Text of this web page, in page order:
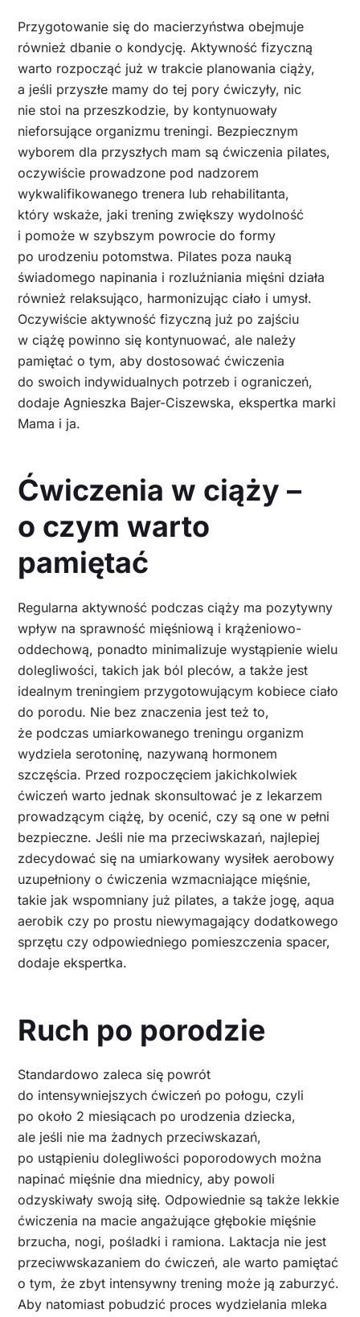
Przygotowanie się do macierzyństwa obejmuje
również dbanie o kondycję. Aktywność fizyczną
warto rozpocząć już w trakcie planowania ciąży,
a jeśli przyszłe mamy do tej pory ćwiczyły, nic
nie stoi na przeszkodzie, by kontynuowały
nieforsujące organizmu treningi. Bezpiecznym
wyborem dla przyszłych mam są ćwiczenia pilates,
oczywiście prowadzone pod nadzorem
wykwalifikowanego trenera lub rehabilitanta,
który wskaże, jaki trening zwiększy wydolność
i pomoże w szybszym powrocie do formy
po urodzeniu potomstwa. Pilates poza nauką
świadomego napinania i rozluźniania mięśni działa
również relaksująco, harmonizując ciało i umysł.
Oczywiście aktywność fizyczną już po zajściu
w ciążę powinno się kontynuować, ale należy
pamiętać o tym, aby dostosować ćwiczenia
do swoich indywidualnych potrzeb i ograniczeń,
dodaje Agnieszka Bajer-Ciszewska, ekspertka marki
Mama i ja.
Ćwiczenia w ciąży –
o czym warto
pamiętać
Regularna aktywność podczas ciąży ma pozytywny
wpływ na sprawność mięśniową i krążeniowo-
oddechową, ponadto minimalizuje wystąpienie wielu
dolegliwości, takich jak ból pleców, a także jest
idealnym treningiem przygotowującym kobiece ciało
do porodu. Nie bez znaczenia jest też to,
że podczas umiarkowanego treningu organizm
wydziela serotoninę, nazywaną hormonem
szczęścia. Przed rozpoczęciem jakichkolwiek
ćwiczeń warto jednak skonsultować je z lekarzem
prowadzącym ciążę, by ocenić, czy są one w pełni
bezpieczne. Jeśli nie ma przeciwskazań, najlepiej
zdecydować się na umiarkowany wysiłek aerobowy
uzupełniony o ćwiczenia wzmacniające mięśnie,
takie jak wspomniany już pilates, a także jogę, aqua
aerobik czy po prostu niewymagający dodatkowego
sprzętu czy odpowiedniego pomieszczenia spacer,
dodaje ekspertka.
Ruch po porodzie
Standardowo zaleca się powrót
do intensywniejszych ćwiczeń po połogu, czyli
po około 2 miesiącach po urodzenia dziecka,
ale jeśli nie ma żadnych przeciwskazań,
po ustąpieniu dolegliwości poporodowych można
napinać mięśnie dna miednicy, aby powoli
odzyskiwały swoją siłę. Odpowiednie są także lekkie
ćwiczenia na macie angażujące głębokie mięśnie
brzucha, nogi, pośladki i ramiona. Laktacja nie jest
przeciwwskazaniem do ćwiczeń, ale warto pamiętać
o tym, że zbyt intensywny trening może ją zaburzyć.
Aby natomiast pobudzić proces wydzielania mleka